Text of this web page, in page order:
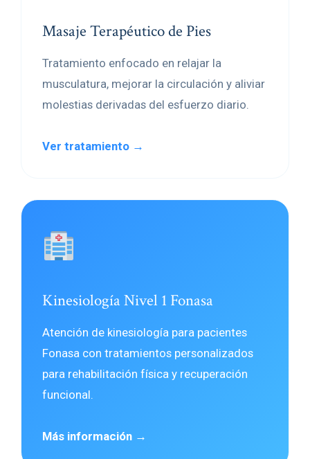
Masaje Terapéutico de Pies
Tratamiento enfocado en relajar la
musculatura, mejorar la circulación y aliviar
molestias derivadas del esfuerzo diario.
Ver tratamiento →
Kinesiología Nivel 1 Fonasa
Atención de kinesiología para pacientes
Fonasa con tratamientos personalizados
para rehabilitación física y recuperación
funcional.
Más información →